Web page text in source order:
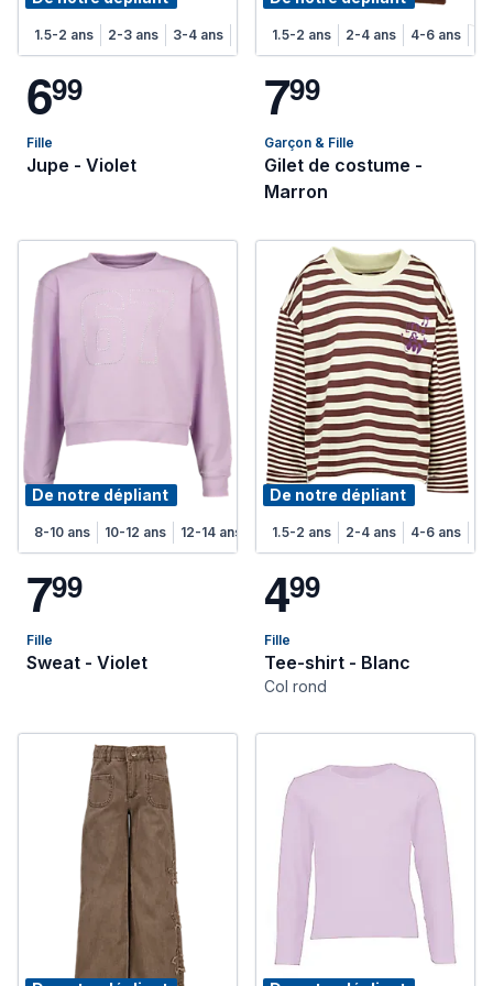
1.5-2 ans 2-3 ans 3-4 ans 4-5 ans 5-6 ans 6-7 ans 7-8 ans
699
Fille
Jupe - Violet
1.5-2 ans 2-4 ans 4-6 ans
799
Garçon & Fille
Gilet de costume -
Marron
De notre dépliant
8-10 ans 10-12 ans 12-14 ans
799
Fille
Sweat - Violet
De notre dépliant
1.5-2 ans 2-4 ans 4-6 ans
499
Fille
Tee-shirt - Blanc
Col rond